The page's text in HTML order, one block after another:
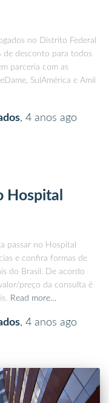
no Distrito Federal
de desconto para todos
parceria com as
SulAmérica e Amil
, 4 anos ago
Hospital
passar no Hospital
e confira formas de
do Brasil. De acordo
preço da consulta é
Read more…
, 4 anos ago